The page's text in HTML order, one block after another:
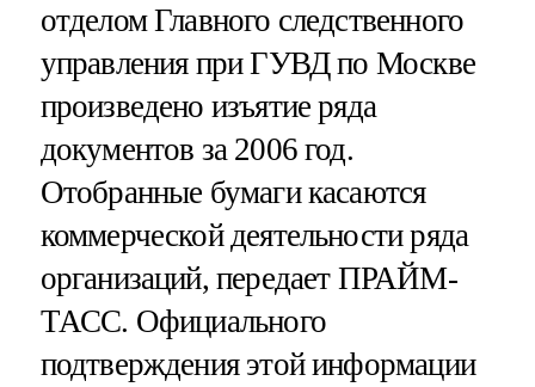
отделом Главного следственного
управления при ГУВД по Москве
произведено изъятие ряда
документов за 2006 год.
Отобранные бумаги касаются
коммерческой деятельности ряда
организаций, передает ПРАЙМ-
ТАСС. Официального
подтверждения этой информации